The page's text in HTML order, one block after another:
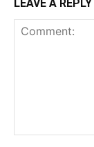
LEAVE A REPLY